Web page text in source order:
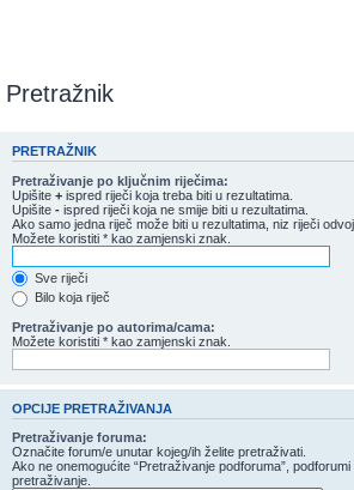
Pretražnik
PRETRAŽNIK
Pretraživanje po ključnim riječima:
Upišite + ispred riječi koja treba biti u rezultatima.
Upišite - ispred riječi koja ne smije biti u rezultatima.
Ako samo jedna riječ može biti u rezultatima, niz riječi
Možete koristiti * kao zamjenski znak.
Sve riječi
Bilo koja riječ
Pretraživanje po autorima/cama:
Možete koristiti * kao zamjenski znak.
OPCIJE PRETRAŽIVANJA
Pretraživanje foruma:
Označite forum/e unutar kojeg/ih želite pretraživati.
Ako ne onemogućite “Pretraživanje podforuma”,
pretraživanje.